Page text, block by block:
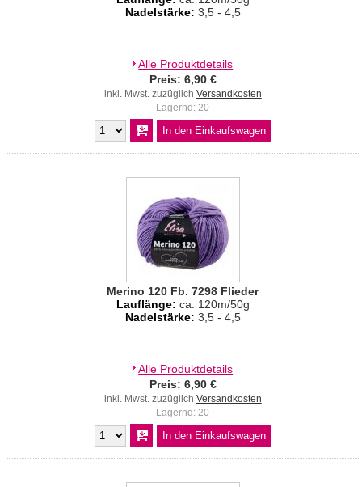
Nadelstärke: 3,5 - 4,5
Alle Produktdetails
Preis: 6,90 €
inkl. Mwst. zuzüglich Versandkosten
Lagernd: 20
Merino 120 Fb. 7298 Flieder
Lauflänge: ca. 120m/50g
Nadelstärke: 3,5 - 4,5
Alle Produktdetails
Preis: 6,90 €
inkl. Mwst. zuzüglich Versandkosten
Lagernd: 20